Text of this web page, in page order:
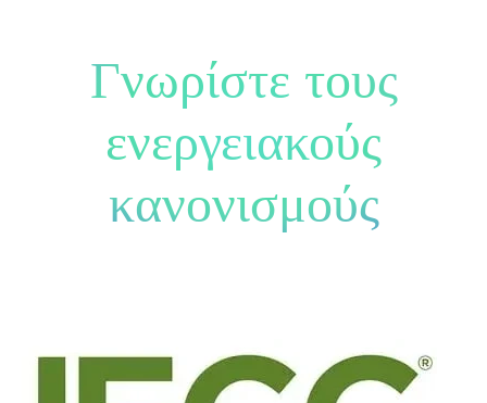
Γνωρίστε τους
ενεργειακούς
κανονισμούς